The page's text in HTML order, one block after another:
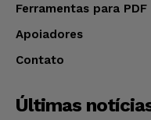
Ferramentas para PDF
Apoiadores
Contato
Últimas